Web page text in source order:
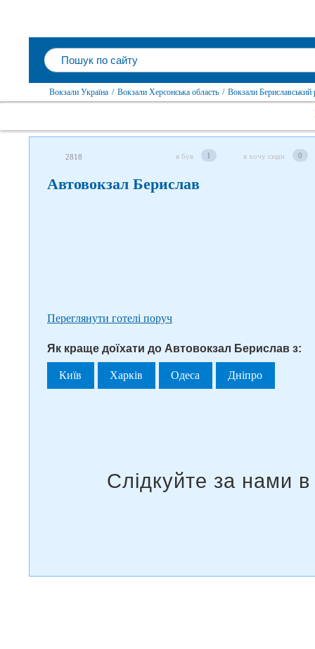
Вокзали Україна / Вокзали Херсонська область / Вокзали Бериславський
2818 я був 1 я хочу сюди 0
Автовокзал Берислав
Переглянути готелі поруч
Як краще доїхати до Автовокзал Берислав з:
Київ Харків Одеса Дніпро